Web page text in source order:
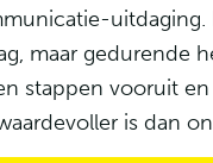
maar gedurende
stappen vooruit
is dan